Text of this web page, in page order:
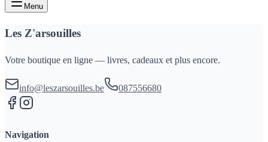
Menu
Les Z'arsouilles
Votre boutique en ligne — livres, cadeaux et plus encore.
info@leszarsouilles.be 087556680
Navigation